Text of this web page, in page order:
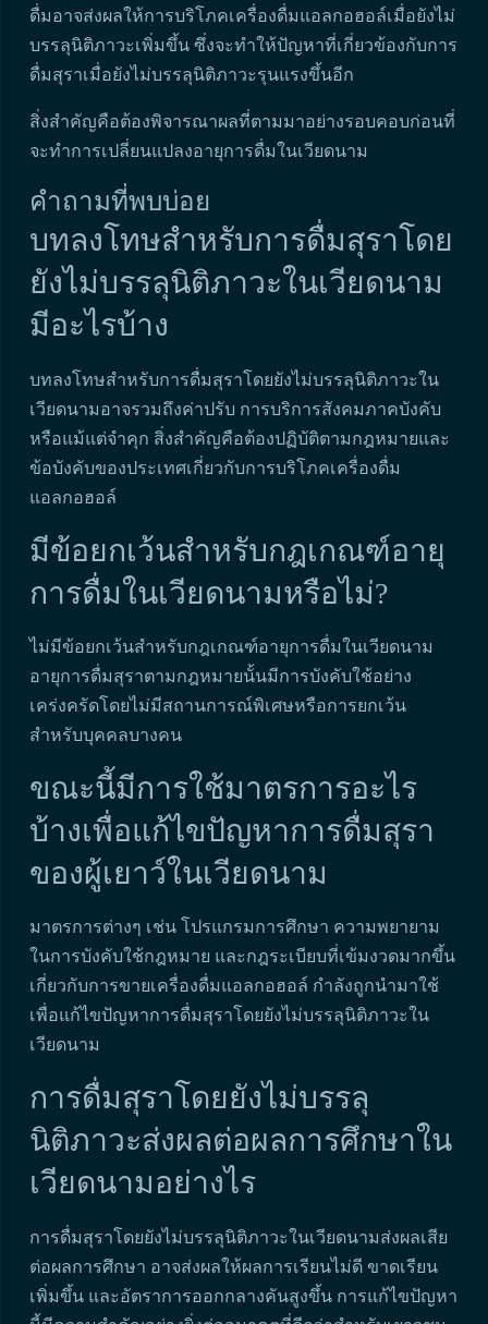
ดื่มอาจส่งผลให้การบริโภคเครื่องดื่มแอลกอฮอล์เมื่อยังไม่
บรรลุนิติภาวะเพิ่มขึ้น ซึ่งจะทำให้ปัญหาที่เกี่ยวข้องกับการ
ดื่มสุราเมื่อยังไม่บรรลุนิติภาวะรุนแรงขึ้นอีก
สิ่งสำคัญคือต้องพิจารณาผลที่ตามมาอย่างรอบคอบก่อนที่
จะทำการเปลี่ยนแปลงอายุการดื่มในเวียดนาม
คำถามที่พบบ่อย
บทลงโทษสำหรับการดื่มสุราโดย
ยังไม่บรรลุนิติภาวะในเวียดนาม
มีอะไรบ้าง
บทลงโทษสำหรับการดื่มสุราโดยยังไม่บรรลุนิติภาวะใน
เวียดนามอาจรวมถึงค่าปรับ การบริการสังคมภาคบังคับ
หรือแม้แต่จำคุก สิ่งสำคัญคือต้องปฏิบัติตามกฎหมายและ
ข้อบังคับของประเทศเกี่ยวกับการบริโภคเครื่องดื่ม
แอลกอฮอล์
มีข้อยกเว้นสำหรับกฎเกณฑ์อายุ
การดื่มในเวียดนามหรือไม่?
ไม่มีข้อยกเว้นสำหรับกฎเกณฑ์อายุการดื่มในเวียดนาม
อายุการดื่มสุราตามกฎหมายนั้นมีการบังคับใช้อย่าง
เคร่งครัดโดยไม่มีสถานการณ์พิเศษหรือการยกเว้น
สำหรับบุคคลบางคน
ขณะนี้มีการใช้มาตรการอะไร
บ้างเพื่อแก้ไขปัญหาการดื่มสุรา
ของผู้เยาว์ในเวียดนาม
มาตรการต่างๆ เช่น โปรแกรมการศึกษา ความพยายาม
ในการบังคับใช้กฎหมาย และกฎระเบียบที่เข้มงวดมากขึ้น
เกี่ยวกับการขายเครื่องดื่มแอลกอฮอล์ กำลังถูกนำมาใช้
เพื่อแก้ไขปัญหาการดื่มสุราโดยยังไม่บรรลุนิติภาวะใน
เวียดนาม
การดื่มสุราโดยยังไม่บรรลุ
นิติภาวะส่งผลต่อผลการศึกษาใน
เวียดนามอย่างไร
การดื่มสุราโดยยังไม่บรรลุนิติภาวะในเวียดนามส่งผลเสีย
ต่อผลการศึกษา อาจส่งผลให้ผลการเรียนไม่ดี ขาดเรียน
เพิ่มขึ้น และอัตราการออกกลางคันสูงขึ้น การแก้ไขปัญหา